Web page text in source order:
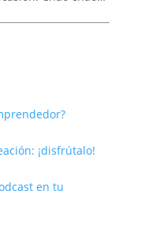
¡disfrútalo!
en tu